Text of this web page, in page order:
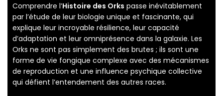
Comprendre l’Histoire des Orks passe inévitablement
par l’étude de leur biologie unique et fascinante, qui
explique leur incroyable résilience, leur capacité
d’adaptation et leur omniprésence dans la galaxie. Les
Orks ne sont pas simplement des brutes ; ils sont une
forme de vie fongique complexe avec des mécanismes
de reproduction et une influence psychique collective
qui défient l’entendement des autres races.